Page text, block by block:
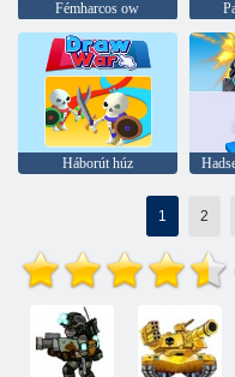
Fémharcos ow
Háborút húz
1 2